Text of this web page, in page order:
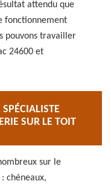
attendu que
fonctionnement
pouvons travailler
24600 et
SUR LE TOIT
sur le
chéneaux,